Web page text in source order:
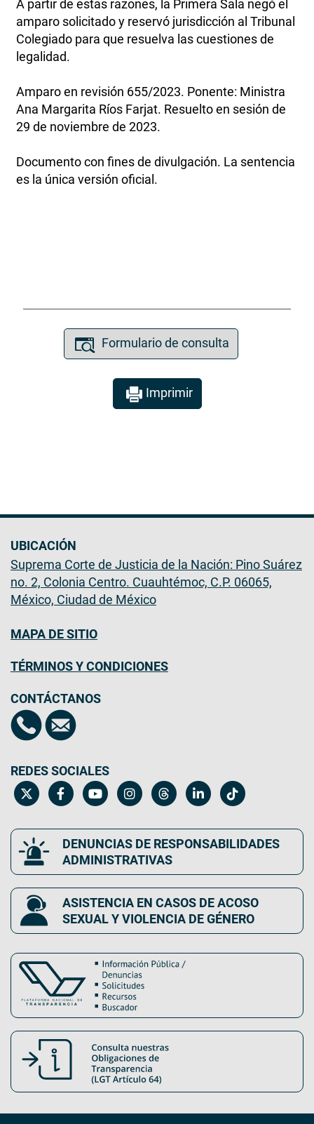
A partir de estas razones, la Primera Sala negó el
amparo solicitado y reservó jurisdicción al Tribunal
Colegiado para que resuelva las cuestiones de
legalidad.
Amparo en revisión 655/2023. Ponente: Ministra
Ana Margarita Ríos Farjat. Resuelto en sesión de
29 de noviembre de 2023.
Documento con fines de divulgación. La sentencia
es la única versión oficial.
Formulario de consulta
Imprimir
UBICACIÓN
Suprema Corte de Justicia de la Nación: Pino Suárez
no. 2, Colonia Centro. Cuauhtémoc, C.P. 06065,
México, Ciudad de México
MAPA DE SITIO
TÉRMINOS Y CONDICIONES
CONTÁCTANOS
REDES SOCIALES
DENUNCIAS DE RESPONSABILIDADES
ADMINISTRATIVAS
ASISTENCIA EN CASOS DE ACOSO
SEXUAL Y VIOLENCIA DE GÉNERO